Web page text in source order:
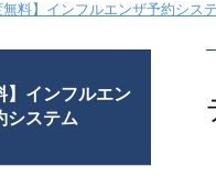
無料】インフルエンザ予約シス
】インフルエン
システム